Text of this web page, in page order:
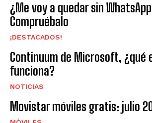
¿Me voy a quedar sin
Compruébalo
¡DESTACADOS!
Continuum de Microsoft, ¿qué
funciona?
NOTICIAS
Movistar móviles gratis: julio